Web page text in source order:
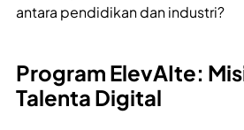
antara pendidikan dan industri?
Program ElevAIte:
Talenta Digital